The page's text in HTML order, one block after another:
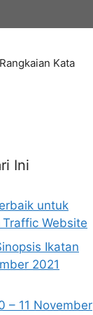
Rangkaian Kata
Ini
untuk
Website
Ikatan
2021
– 11 November